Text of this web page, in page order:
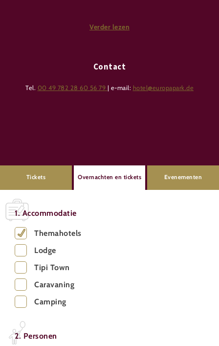
periode kun je het hotel – inclusief zwembad, sauna en alle
Bedankt voor je begrip!
Verder lezen
Contact
Tel. 00 49 782 28 60 56 79 | e-mail: hotel@europapark.de
Tickets Overnachten en tickets Evenementen
1. Accommodatie
Themahotels
Lodge
Tipi Town
Caravaning
Camping
2. Personen